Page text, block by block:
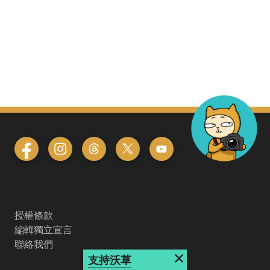
授權條款
編輯獨立宣言
聯絡我們
支持沃草 ×